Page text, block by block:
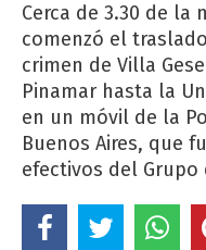
Cerca de 3.30 de la
comenzó el
crimen de Villa
Pinamar hasta la
en un móvil de la
Buenos Aires, que
efectivos del